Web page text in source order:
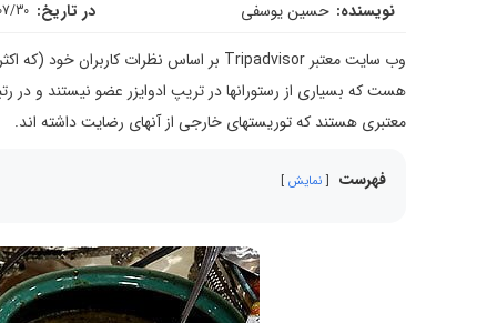
نویسنده: حسین یوسفی در تاریخ: 30
وب سایت معتبر Tripadvisor بر اساس نظرات کاربران خود (که اکثر خارجی هستند)
هست که بسیاری از رستورانها در تریپ ادوایزر عضو نیستند و در
معتبری هستند که توریستهای خارجی از آنهای رضایت داشته اند.
فهرست نمایش